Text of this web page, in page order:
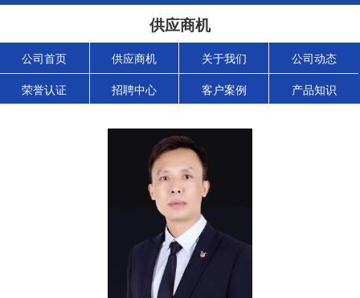
供应商机
公司首页 供应商机 关于我们 公司动态
荣誉认证 招聘中心 客户案例 产品知识